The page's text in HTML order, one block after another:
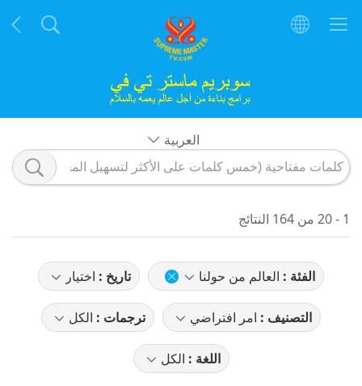
العربية
1 - 20 من 164 النتائج
الفئة : العالم من حولنا تاريخ : اختيار
التصنيف : امر افتراضي ترجمات : الكل
اللغة : الكل